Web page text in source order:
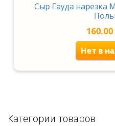
Сыр Гауда нарезка
160.00
Нет в
Категории товаров